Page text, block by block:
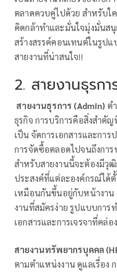
ตลาดควบคู่ไปด้วย สำหรับใ
คิดกล้าทำและมั่นใจมุ่งมั่นส
สร้างสรรค์คอนเทนต์ในรูป
สายงานที่น่าสนใจ!!
2. สายงานธุรกา
สายงานธุรการ (Admin) ต
ธุรกิจ การบริการคือสิ่งสำคั
เป็น จัดการเอกสารและการ
การจัดซื้อตลอดไปจนถึงการ
สำหรับสายงานนี้จะต้องมีวุ
ประสงค์ที่แต่ละองค์กรณ์ได้
เหมือนกันขึ้นอยู่กับหน้างาน
งานที่สมัครง่าย รูปแบบการ
เอกสารและการเจรจาที่คล่
สายงานทรัพยากรบุคคล
ตามตำแหน่งงาน ดูแลเรื่อง